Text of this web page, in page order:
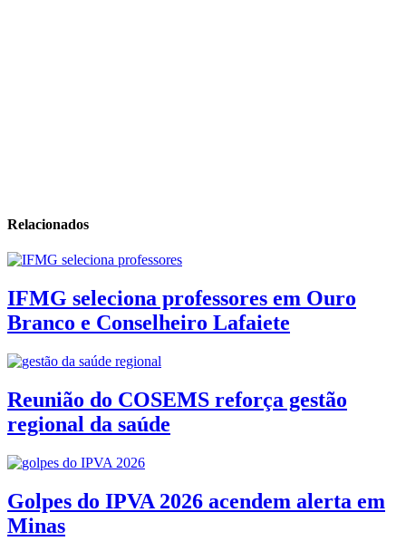
Relacionados
IFMG seleciona professores em Ouro
Branco e Conselheiro Lafaiete
Reunião do COSEMS reforça gestão
regional da saúde
Golpes do IPVA 2026 acendem alerta em
Minas